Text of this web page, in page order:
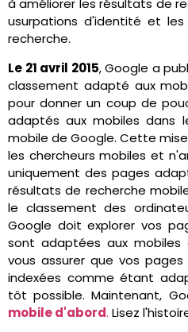
à améliorer les résultats de
usurpations d'identité et
recherche.
Le 21 avril 2015, Google a
classement adapté aux
pour donner un coup de
adaptés aux mobiles dans
mobile de Google. Cette
les chercheurs mobiles et
uniquement des pages
résultats de recherche
le classement des
Google doit explorer vos
sont adaptées aux mobiles
vous assurer que vos
indexées comme étant
tôt possible. Maintenant,
mobile d'abord. Lisez